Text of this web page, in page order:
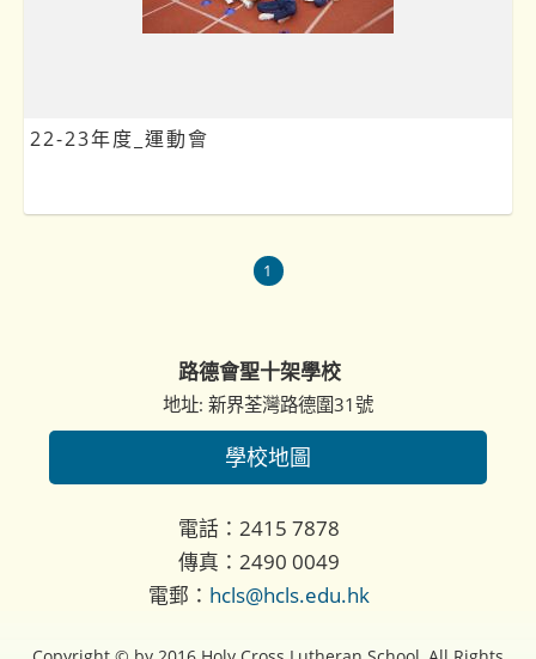
22-23年度_運動會
1
路德會聖十架學校
地址: 新界荃灣路德圍31號
學校地圖
電話：2415 7878
傳真：2490 0049
電郵： hcls@hcls.edu.hk